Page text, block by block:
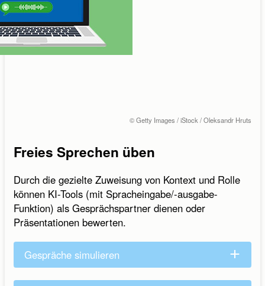
© Getty Images / iStock / Oleksandr Hruts
Freies Sprechen üben
Durch die gezielte Zuweisung von Kontext und Rolle
können KI-Tools (mit Spracheingabe/-ausgabe-
Funktion) als Gesprächspartner dienen oder
Präsentationen bewerten.
Gespräche simulieren